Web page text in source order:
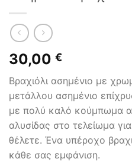
30,00 €
Βραχιόλι ασημένιο με
μετάλλου ασημένιο
με πολύ καλό κούμπωμα
αλυσίδας στο τελείωμα
θέλετε. Ένα υπέροχο
κάθε σας εμφάνιση.